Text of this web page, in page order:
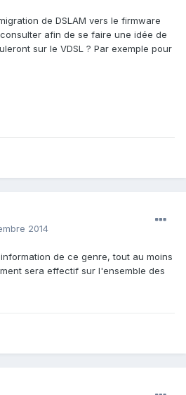
de DSLAM vers le firmware
afin de se faire une idée de
sur le VDSL ? Par exemple pour
2014
de ce genre, tout au moins
sera effectif sur l'ensemble des